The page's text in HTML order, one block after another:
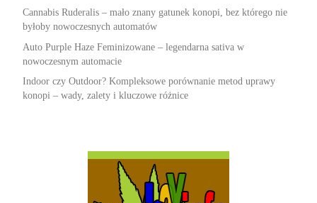
Cannabis Ruderalis – mało znany gatunek konopi, bez którego nie
byłoby nowoczesnych automatów
Auto Purple Haze Feminizowane – legendarna sativa w
nowoczesnym automacie
Indoor czy Outdoor? Kompleksowe porównanie metod uprawy
konopi – wady, zalety i kluczowe różnice